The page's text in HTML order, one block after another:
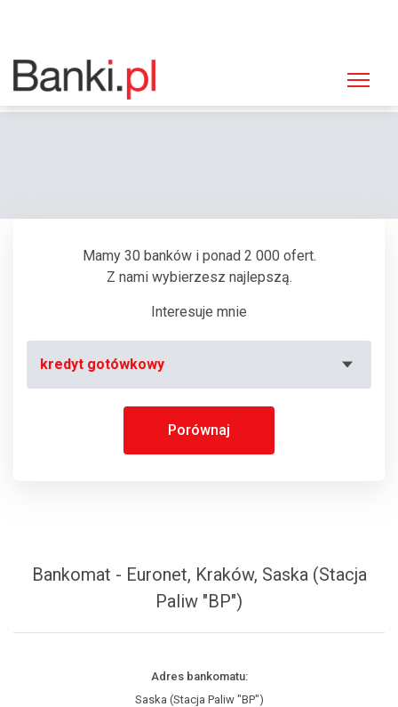
Strona główna
Bankomat Euronet, Kraków, Saska (Stacja Paliw "BP")
Mamy 30 banków i ponad 2 000 ofert.
Z nami wybierzesz najlepszą.
Interesuje mnie
kredyt gotówkowy
Porównaj
Bankomat - Euronet, Kraków, Saska (Stacja
Paliw "BP")
Adres bankomatu:
Saska (Stacja Paliw "BP")